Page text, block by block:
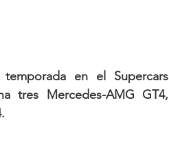
en el Supercars
tres Mercedes-AMG GT4,